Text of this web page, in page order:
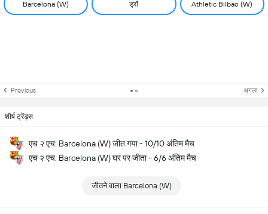
Barcelona (W) ड्रॉ Athletic Bilbao (W)
Previous अगला
शीर्ष ट्रेंड्स
एच २ एच: Barcelona (W) जीत गया - 10/10 अंतिम मैच
एच २ एच: Barcelona (W) घर पर जीता - 6/6 अंतिम मैच
जीतने वाला Barcelona (W)